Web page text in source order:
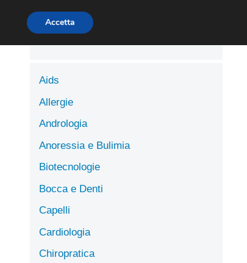
SCIENZE DELL’ALIMENTAZIONE
Aids
Allergie
Andrologia
Anoressia e Bulimia
Biotecnologie
Bocca e Denti
Capelli
Cardiologia
Chiropratica
Accetta